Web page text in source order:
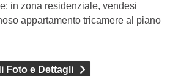
in zona residenziale, vendesi
appartamento tricamere al piano
Foto e Dettagli